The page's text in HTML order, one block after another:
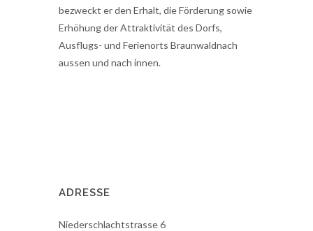
bezweckt er den Erhalt, die Förderung sowie
Erhöhung der Attraktivität des Dorfs,
Ausflugs- und Ferienorts Braunwaldnach
aussen und nach innen.
ADRESSE
Niederschlachtstrasse 6